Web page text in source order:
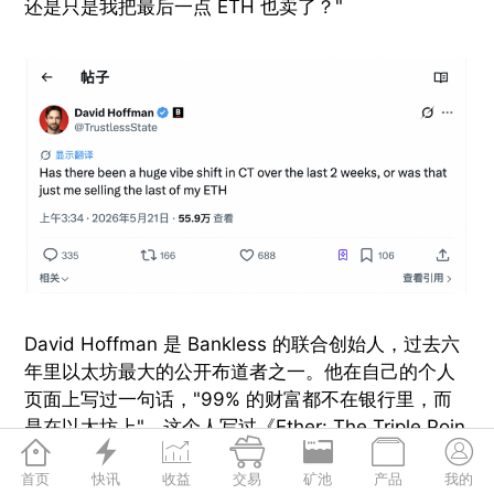
还是只是我把最后一点 ETH 也卖了？"
David Hoffman 是 Bankless 的联合创始人，过去六
年里以太坊最大的公开布道者之一。他在自己的个人
页面上写过一句话，"99% 的财富都不在银行里，而
是在以太坊上"。这个人写过《Ether: The Triple Poin
t Asset》，是把 ETH 定义为"超声波货币"叙事的核
心传教士之一。

首页

快讯

收益

交易

矿池

产品

我的